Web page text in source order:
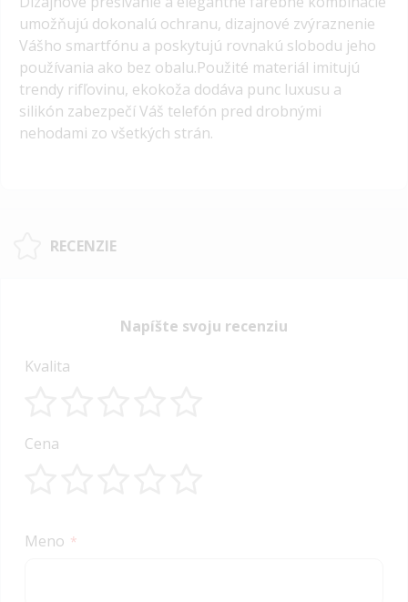
umožňujú dokonalú ochranu, dizajnové zvýraznenie
Vášho smartfónu a poskytujú rovnakú slobodu jeho
používania ako bez obalu.Použité materiál imitujú
trendy rifľovinu, ekokoža dodáva punc luxusu a
silikón zabezpečí Váš telefón pred drobnými
nehodami zo všetkých strán.
RECENZIE
Napíšte svoju recenziu
Kvalita
star
stars
stars
stars
stars
Cena
Meno